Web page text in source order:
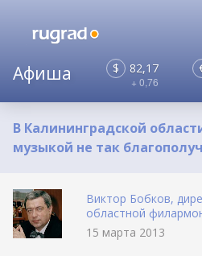
$ 82,17
+ 0,76
В Калининградской
музыкой не так
Виктор Бобков,
областной
15 марта 2013